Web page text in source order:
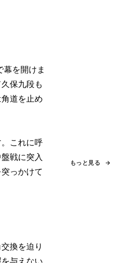
を開けま
保九段も
道を止め
これに呼
戦に突入
っかけて
換を迫り
与えない
もっと見る